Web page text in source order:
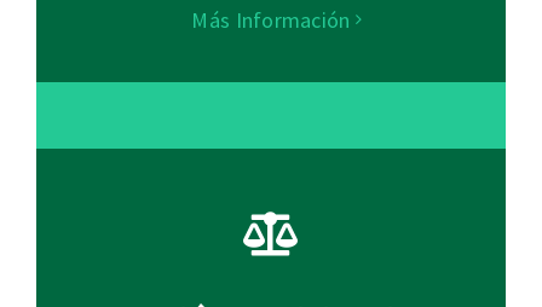
Más Información